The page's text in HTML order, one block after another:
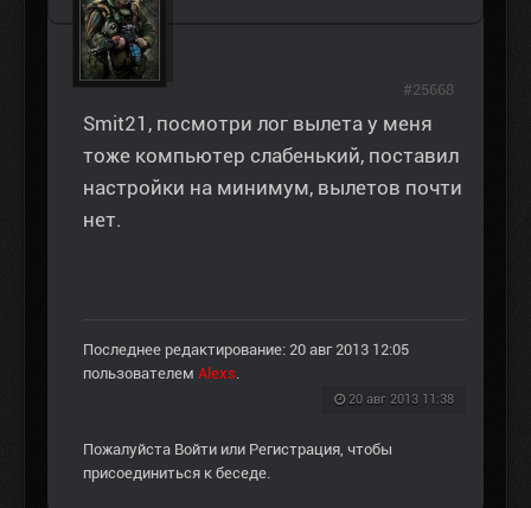
Smit21, посмотри лог вылета у меня
тоже компьютер слабенький, поставил
настройки на минимум, вылетов почти
нет.
Последнее редактирование: 20 авг 2013 12:05
пользователем Alexs.
20 авг 2013 11:38
#25668
Пожалуйста Войти или Регистрация, чтобы
присоединиться к беседе.